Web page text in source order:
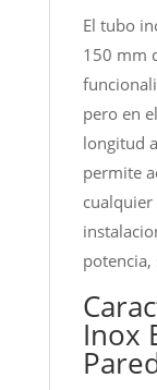
El tubo
150 mm
pero en
longitud
permite
Inox